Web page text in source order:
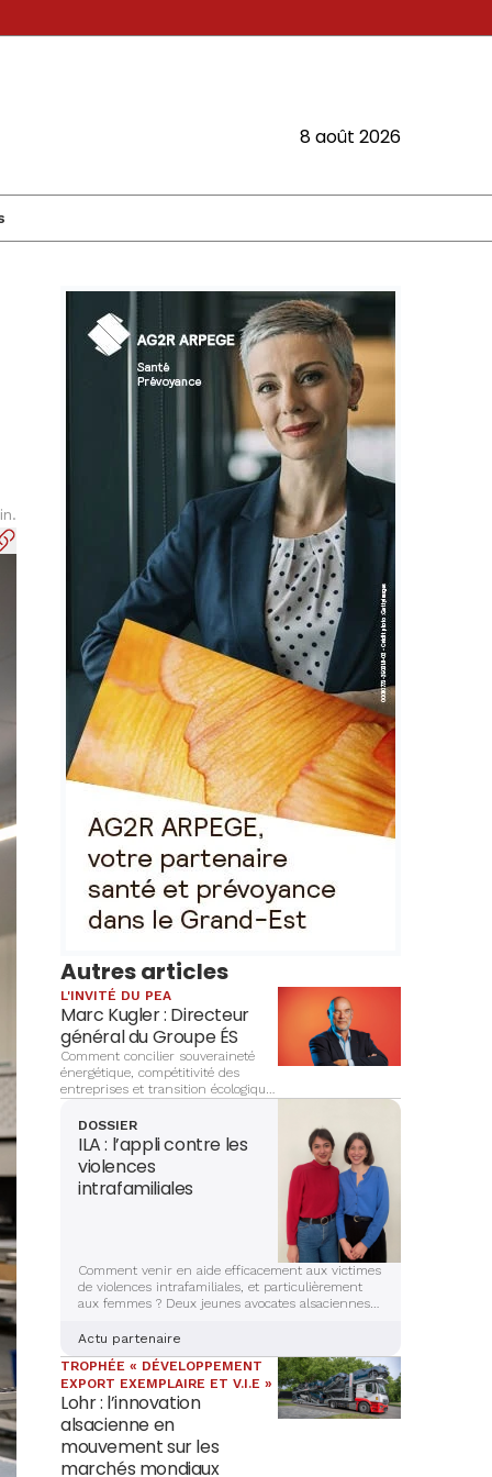
8 août 2026
Autres articles
L'INVITÉ DU PEA
Marc Kugler : Directeur
général du Groupe ÉS
Comment concilier souveraineté
énergétique, compétitivité des
entreprises et transition écologique
Kugler évoque les grands chantiers
qui façonnent l’avenir énergétique
de l’Alsace, entre innovation,
investissements et ancrage
territorial.
DOSSIER
ILA : l’appli contre les
violences
intrafamiliales
Comment venir en aide efficacement aux victimes
de violences intrafamiliales, et particulièrement
aux femmes ? Deux jeunes avocates alsaciennes
création d’une application sécurisée et complète,
qui aidera les victimes à s’en sortir. Récit et
explications.
Actu partenaire
TROPHÉE « DÉVELOPPEMENT
EXPORT EXEMPLAIRE ET V.I.E »
Lohr : l’innovation
alsacienne en
mouvement sur les
marchés mondiaux